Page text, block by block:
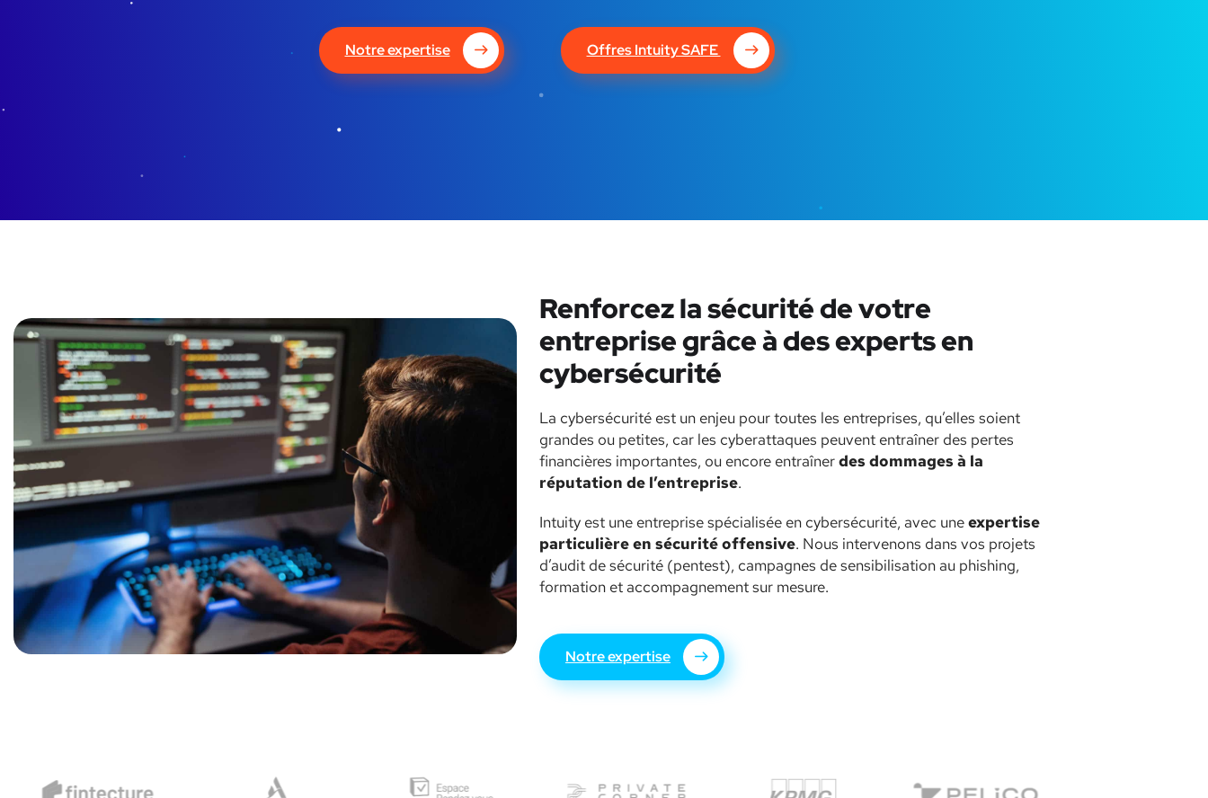
Notre expertise Offres Intuity SAFE
Renforcez la sécurité de votre
entreprise grâce à des experts en
cybersécurité
La cybersécurité est un enjeu pour toutes les entreprises, qu’elles soient
grandes ou petites, car les cyberattaques peuvent entraîner des pertes
financières importantes, ou encore entraînerdes dommages à la
réputation de l’entreprise.
Intuity est une entreprise spécialisée en cybersécurité, avec uneexpertise
particulière en sécurité offensive. Nous intervenons dans vos projets
d’audit de sécurité (pentest), campagnes de sensibilisation au phishing,
formation et accompagnement sur mesure.
Notre expertise